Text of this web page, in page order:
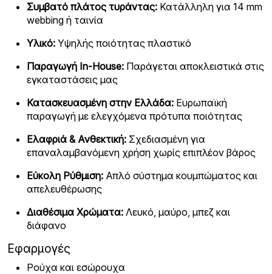
Συμβατό πλάτος τυράντας: Κατάλληλη για 14 mm
webbing ή ταινία
Υλικό: Υψηλής ποιότητας πλαστικό
Παραγωγή In-House: Παράγεται αποκλειστικά στις
εγκαταστάσεις μας
Κατασκευασμένη στην Ελλάδα: Ευρωπαϊκή
παραγωγή με ελεγχόμενα πρότυπα ποιότητας
Ελαφριά & Ανθεκτική: Σχεδιασμένη για
επαναλαμβανόμενη χρήση χωρίς επιπλέον βάρος
Εύκολη Ρύθμιση: Απλό σύστημα κουμπώματος και
απελευθέρωσης
Διαθέσιμα Χρώματα: Λευκό, μαύρο, μπεζ και
διάφανο
Εφαρμογές
Ρούχα και εσώρουχα